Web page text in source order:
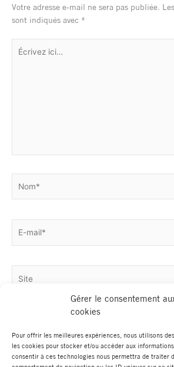
Gérer le consentement
cookies
Pour offrir les meilleures expériences, nous utilisons
les cookies pour stocker et/ou accéder aux
consentir à ces technologies nous permettra de traiter
Votre adresse e-mail ne sera pas publiée.
sont indiqués avec *
Écrivez
ici…
mail*